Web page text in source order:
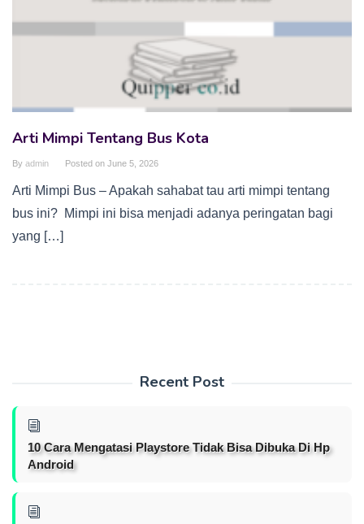
Arti Mimpi Tentang Bus Kota
By admin Posted on June 5, 2026
Arti Mimpi Bus – Apakah sahabat tau arti mimpi tentang
bus ini? Mimpi ini bisa menjadi adanya peringatan bagi
yang […]
Recent Post
10 Cara Mengatasi Playstore Tidak Bisa Dibuka Di Hp
Android